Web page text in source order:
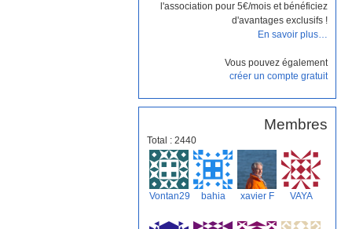
l'association pour 5€/mois et bénéficiez
d'avantages exclusifs !
En savoir plus…
Vous pouvez également
créer un compte gratuit
Membres
Total : 2440
Vontan29 bahia xavier F VAYA